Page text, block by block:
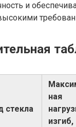
и
стекла
ная
изгиб,